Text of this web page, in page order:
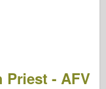
Priest - AFV